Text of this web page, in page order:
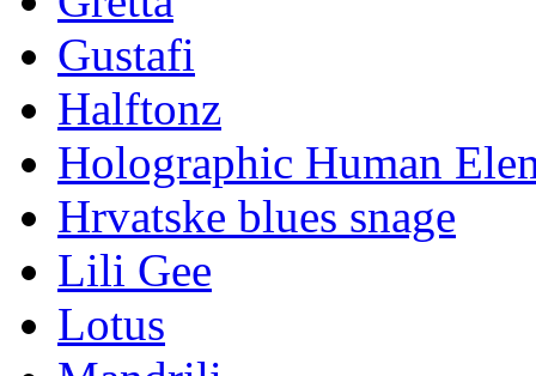
Gustafi
Halftonz
Holographic Human
Hrvatske blues snage
Lili Gee
Lotus